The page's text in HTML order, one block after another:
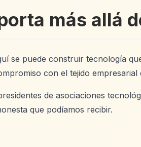
más allá
se puede construir tecnología
con el tejido empresarial
de asociaciones
que podíamos recibir.